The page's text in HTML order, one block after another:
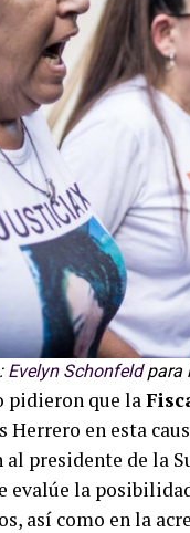
Evelyn Schonfeldpara
pidieron que la
en esta
presidente de la
evalúe la
así como en la